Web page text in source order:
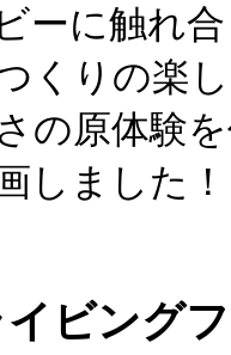
ーに触れ
くりの楽
の原体験
しました！
ビング